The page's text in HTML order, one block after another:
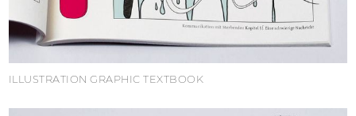
ILLUSTRATION GRAPHIC TEXTBOOK